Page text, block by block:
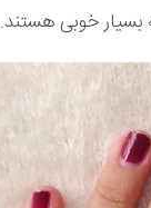
بسیار خوبی هستند.